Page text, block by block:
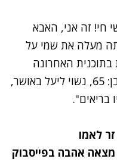
חי! זה אני, האבא
מעלה את שמי על
בתוכנית האחרונה
שכינית אותי 'האבא הפצוע'. אני בן: 65, נשוי ליעל באושר,
לאמו
מצאה אהבה בפייסבוק